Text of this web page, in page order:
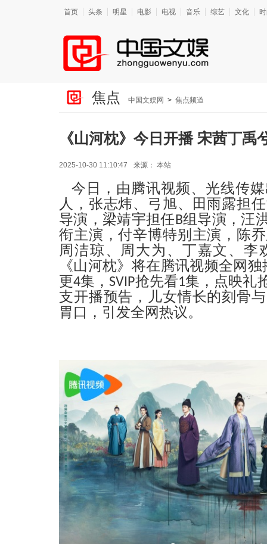
首页 头条 明星 电影 电视 音乐 综艺 文化
焦点 中国文娱网 > 焦点频道
《山河枕》今日开播 宋茜丁
2025-10-30 11:10:47 来源： 本站
今日 ， 由腾讯视频、光线传
人，张志炜、弓旭、田雨露担
导演，梁靖宇担任B组导演，汪
衔主演，付辛博特别主演，陈
周洁琼、周大为、丁嘉文、李
《山河枕》将在腾讯视频全网独
更4集，SVIP抢先看1集，点映
支开播预告，儿女情长的刻骨
胃口，引发全网热议。